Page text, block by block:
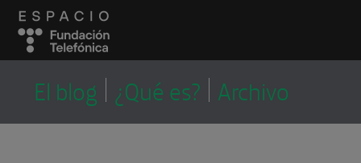
LA CORRALA
LA CORRALA, EL
BLOG DEL EQUIPO
EDUCATIVO
El blog ¿Qué es? Archivo